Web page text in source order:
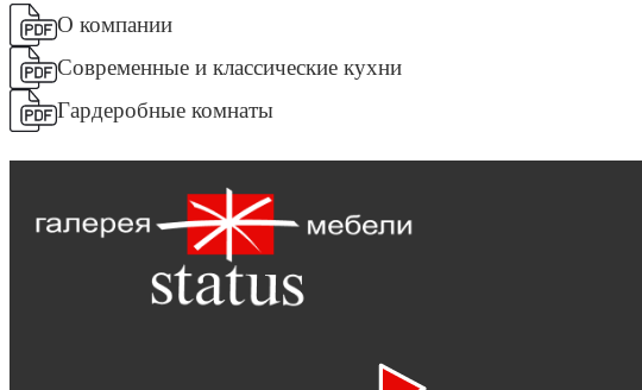
О компании
Современные и классические кухни
Гардеробные комнаты